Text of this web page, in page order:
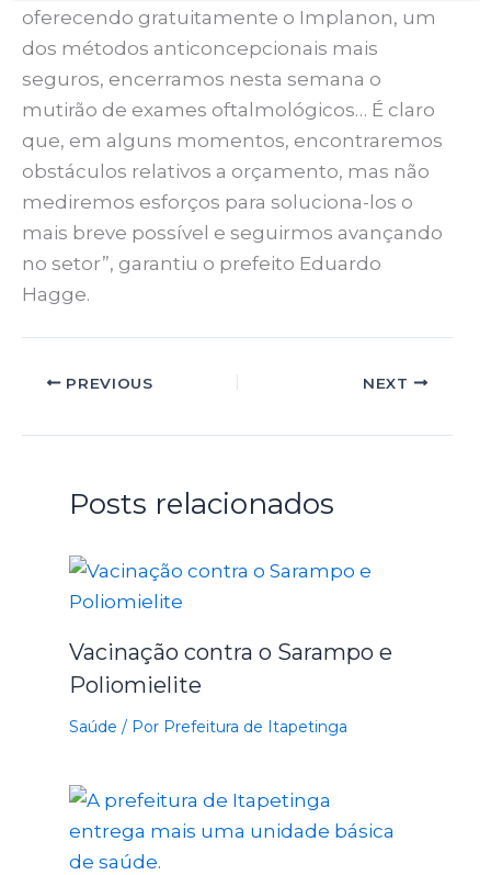
oferecendo gratuitamente o Implanon, um
dos métodos anticoncepcionais mais
seguros, encerramos nesta semana o
mutirão de exames oftalmológicos… É claro
que, em alguns momentos, encontraremos
obstáculos relativos a orçamento, mas não
mediremos esforços para soluciona-los o
mais breve possível e seguirmos avançando
no setor”, garantiu o prefeito Eduardo
Hagge.
PREVIOUS NEXT
Posts relacionados
Vacinação contra o Sarampo e
Poliomielite
Saúde / Por Prefeitura de Itapetinga